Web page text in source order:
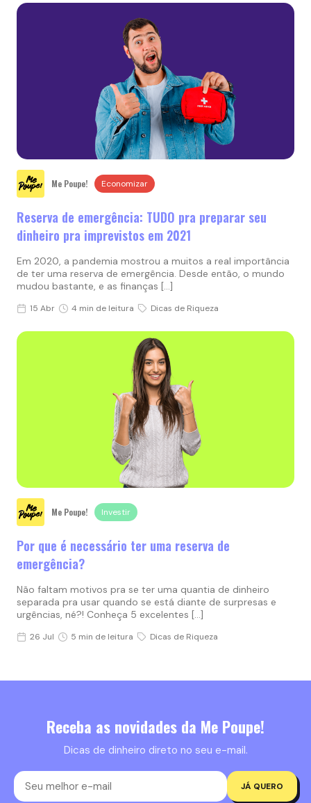
Me Poupe! Economizar
Reserva de emergência: TUDO pra preparar seu
dinheiro pra imprevistos em 2021
Em 2020, a pandemia mostrou a muitos a real importância
de ter uma reserva de emergência. Desde então, o mundo
mudou bastante, e as finanças […]
15 Abr 4 min de leitura Dicas de Riqueza
Me Poupe! Investir
Por que é necessário ter uma reserva de
emergência?
Não faltam motivos pra se ter uma quantia de dinheiro
separada pra usar quando se está diante de surpresas e
urgências, né?! Conheça 5 excelentes […]
26 Jul 5 min de leitura Dicas de Riqueza
Receba as novidades da Me Poupe!
Dicas de dinheiro direto no seu e-mail.
JÁ QUERO